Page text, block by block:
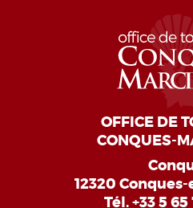
OFFICE DE
CONQUES-
12320
Tél.+33 5